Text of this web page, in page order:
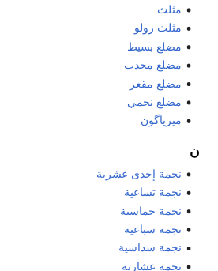
مثلث
مثلث رولو
مضلع بسيط
مضلع محدب
مضلع مقعر
مضلع نجمي
ميرياگون
ن
نجمة إحدى عشرية
نجمة تساعية
نجمة خماسية
نجمة سباعية
نجمة سداسية
نجمة عشارية